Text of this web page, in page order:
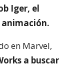
Iger, el
en Marvel,
a buscar